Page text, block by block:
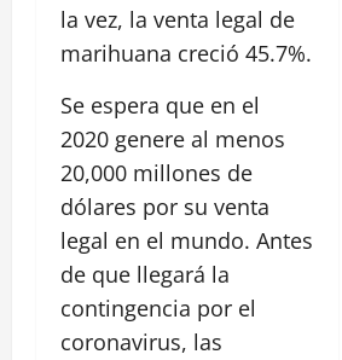
la vez, la venta legal de
marihuana creció 45.7%.
Se espera que en el
2020 genere al menos
20,000 millones de
dólares por su venta
legal en el mundo. Antes
de que llegará la
contingencia por el
coronavirus, las